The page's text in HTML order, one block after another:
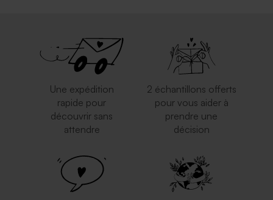
Une expédition
rapide pour
découvrir sans
attendre
2 échantillons offerts
pour vous aider à
prendre une
décision